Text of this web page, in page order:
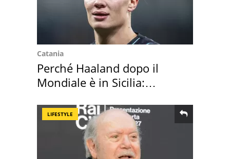
Catania
Perché Haaland dopo il
Mondiale è in Sicilia:
LIFESTYLE